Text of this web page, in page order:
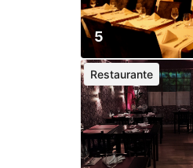
5
Restaurante